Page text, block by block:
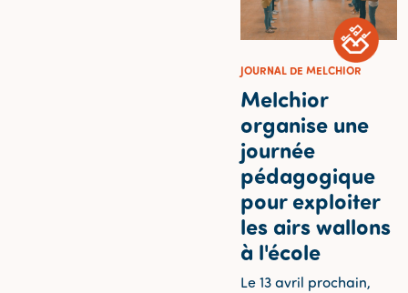
JOURNAL DE MELCHIOR
Melchior
organise une
journée
pédagogique
pour exploiter
les airs wallons
à l'école
Le 13 avril prochain,